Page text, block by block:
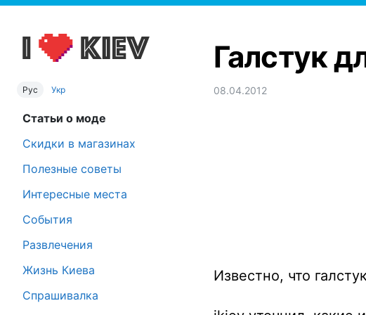
Рус Укр
Статьи о моде
Скидки в магазинах
Полезные советы
Интересные места
События
Развлечения
Жизнь Киева
Спрашивалка
Галстук
08.04.2012
Известно, что